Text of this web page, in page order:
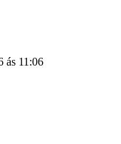
ás 11:06